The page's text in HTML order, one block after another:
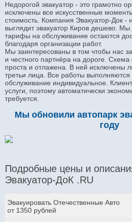
Недорогой эвакуатор - это грамотно
исключены все искусственные
стоимость. Компания Эвакуатор-Док -
выглядит эвакуатор Киров дешево. Мы
тарифы на обслуживание остаются
благодаря организации работ.
Мы заинтересованы в том чтобы нас
и честного партнёра на дороге.
проста и отлажена. В ней исключены
третьи лица. Все работы выполняются
обслуживание индивидуальное.
услуги, поэтому автоматически
требуется.
Мы обновили автопарк
году
Подробные цены и
Эвакуатор-ДоК .RU
Эвакуировать Отечественные Авто
от 1350 рублей